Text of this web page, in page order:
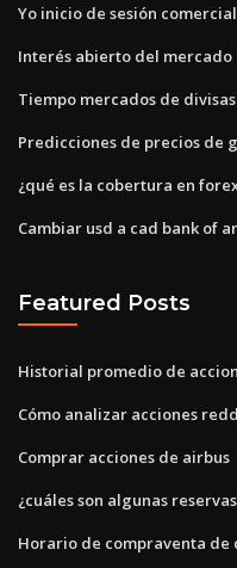
Yo inicio de sesión comercial
Interés abierto del mercado
Tiempo mercados de
Predicciones de precios de
¿qué es la cobertura en
Cambiar usd a cad bank of
Featured Posts
Historial promedio de
Cómo analizar acciones
Comprar acciones de airbus
¿cuáles son algunas
Horario de compraventa de